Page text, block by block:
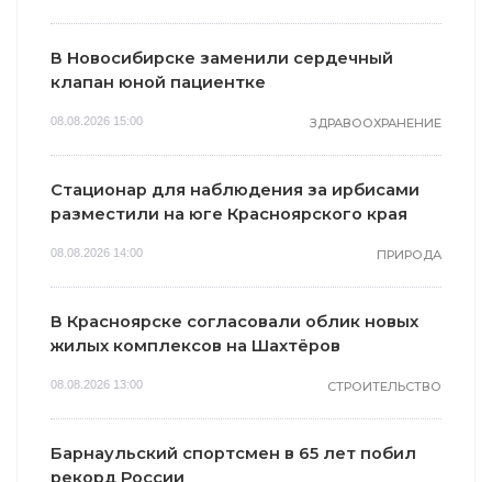
В Новосибирске заменили сердечный
клапан юной пациентке
08.08.2026 15:00 ЗДРАВООХРАНЕНИЕ
Стационар для наблюдения за ирбисами
разместили на юге Красноярского края
08.08.2026 14:00 ПРИРОДА
В Красноярске согласовали облик новых
жилых комплексов на Шахтёров
08.08.2026 13:00 СТРОИТЕЛЬСТВО
Барнаульский спортсмен в 65 лет побил
рекорд России